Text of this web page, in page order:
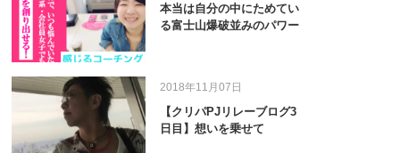
本当は自分の中にためてい
る富士山爆破並みのパワー
2018年11月07日
【クリパPJリレーブログ3
日目】想いを乗せて